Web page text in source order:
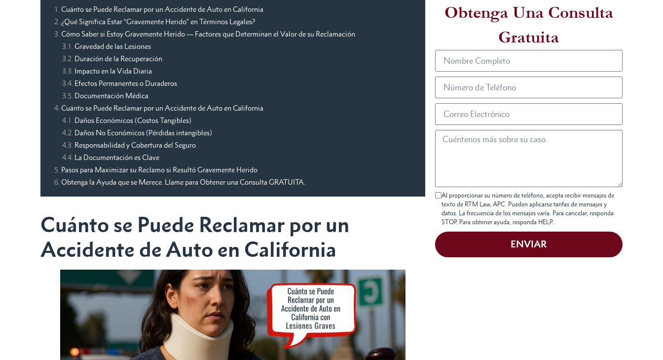
Cuánto se Puede Reclamar por un Accidente de Auto en California
¿Qué Significa Estar “Gravemente Herido” en Términos Legales?
Cómo Saber si Estoy Gravemente Herido — Factores que Determinan el Valor de su Reclamación
Gravedad de las Lesiones
Duración de la Recuperación
Impacto en la Vida Diaria
Efectos Permanentes o Duraderos
Documentación Médica
Cuánto se Puede Reclamar por un Accidente de Auto en California
Daños Económicos (Costos Tangibles)
Daños No Económicos (Pérdidas intangibles)
Responsabilidad y Cobertura del Seguro
La Documentación es Clave
Pasos para Maximizar su Reclamo si Resultó Gravemente Herido
Obtenga la Ayuda que se Merece. Llame para Obtener una Consulta GRATUITA.
Cuánto se Puede Reclamar por un
Accidente de Auto en California
Obtenga Una Consulta
Gratuita
Al proporcionar su número de teléfono, acepta recibir mensajes de
texto de RTM Law, APC. Pueden aplicarse tarifas de mensajes y
datos. La frecuencia de los mensajes varía. Para cancelar, responda
STOP. Para obtener ayuda, responda HELP.
ENVIAR